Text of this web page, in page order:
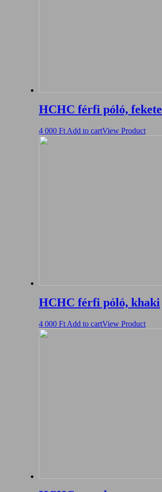
HCHC férfi póló, fekete
4 000 Ft Add to cartView Product
HCHC férfi póló, khaki
4 000 Ft Add to cartView Product